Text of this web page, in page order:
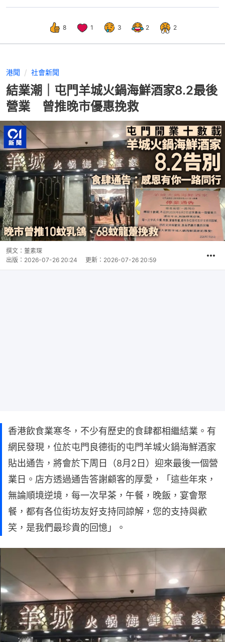
8 1 3 2 2
港聞 社會新聞
結業潮｜屯門羊城火鍋海鮮酒家8.2最後
營業 曾推晚市優惠挽救
撰文： 董素琛
出版： 2026-07-26 20:24 更新： 2026-07-26 20:59
香港飲食業寒冬，不少有歷史的食肆都相繼結業。有
網民發現，位於屯門良德街的屯門羊城火鍋海鮮酒家
貼出通告，將會於下周日（8月2日）迎來最後一個營
業日。店方透過通告答謝顧客的厚愛，「這些年來，
無論順境逆境，每一次早茶，午餐，晚飯，宴會聚
餐，都有各位街坊友好支持同諒解，您的支持與歡
笑，是我們最珍貴的回憶」。